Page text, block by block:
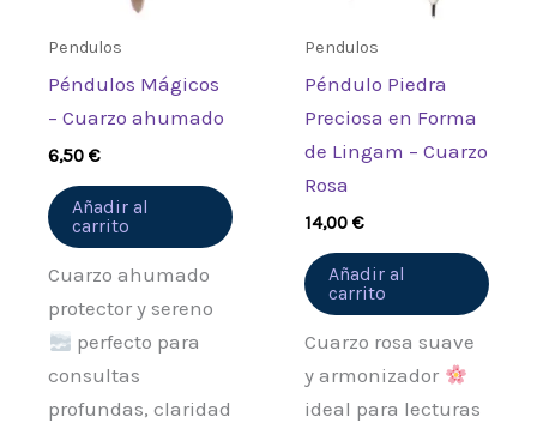
Pendulos
Péndulos Mágicos
– Cuarzo ahumado
6,50€
Añadir al
carrito
Cuarzo ahumado
protector y sereno
perfecto para
consultas
profundas, claridad
Pendulos
Péndulo Piedra
Preciosa en Forma
de Lingam – Cuarzo
Rosa
14,00€
Añadir al
carrito
Cuarzo rosa suave
y armonizador
ideal para lecturas